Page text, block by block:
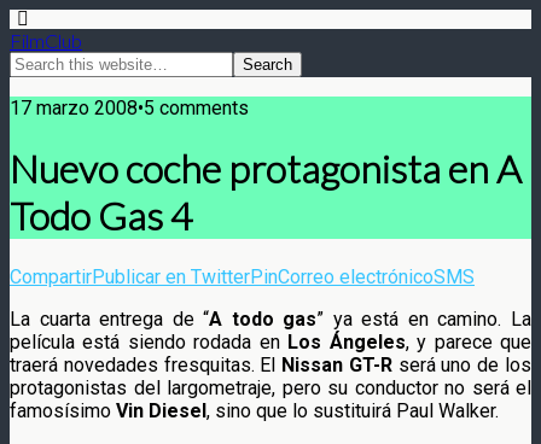
FilmClub
17 marzo 2008•5 comments
Nuevo coche protagonista en A
Todo Gas 4
CompartirPublicar en TwitterPinCorreo electrónicoSMS
La cuarta entrega de “A todo gas” ya está en camino. La
película está siendo rodada en Los Ángeles, y parece que
traerá novedades fresquitas. El Nissan GT-Rserá uno de los
protagonistas del largometraje, pero su conductor no será el
famosísimo Vin Diesel, sino que lo sustituirá Paul Walker.